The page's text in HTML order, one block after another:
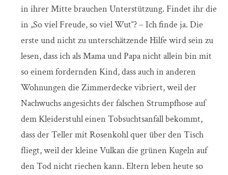
in ihrer Mitte brauchen Unterstützung. Findet ihr die
in „So viel Freude, so viel Wut“? – Ich finde ja. Die
erste und nicht zu unterschätzende Hilfe wird sein zu
lesen, dass ich als Mama und Papa nicht allein bin mit
so einem fordernden Kind, dass auch in anderen
Wohnungen die Zimmerdecke vibriert, weil der
Nachwuchs angesichts der falschen Strumpfhose auf
dem Kleiderstuhl einen Tobsuchtsanfall bekommt,
dass der Teller mit Rosenkohl quer über den Tisch
fliegt, weil der kleine Vulkan die grünen Kugeln auf
den Tod nicht riechen kann. Eltern leben heute so